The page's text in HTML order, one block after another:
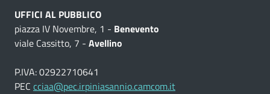
UFFICI AL PUBBLICO
piazza IV Novembre, 1 - Benevento
viale Cassitto, 7 - Avellino
P.IVA: 02922710641
PEC cciaa@pec.irpiniasannio.camcom.it